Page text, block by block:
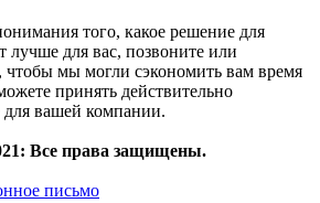
того, какое решение для
лучше для вас, позвоните или
чтобы мы могли сэкономить вам время
принять действительно
вашей компании.
Все права защищены.
письмо